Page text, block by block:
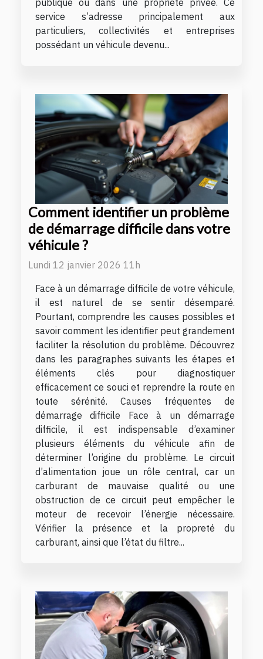
service s’adresse principalement aux
particuliers, collectivités et entreprises
possédant un véhicule devenu...
Comment identifier un problème
de démarrage difficile dans votre
véhicule ?
Lundi 12 janvier 2026 11h
Face à un démarrage difficile de votre véhicule,
il est naturel de se sentir désemparé.
Pourtant, comprendre les causes possibles et
savoir comment les identifier peut grandement
faciliter la résolution du problème. Découvrez
dans les paragraphes suivants les étapes et
éléments clés pour diagnostiquer
efficacement ce souci et reprendre la route en
toute sérénité. Causes fréquentes de
démarrage difficile Face à un démarrage
difficile, il est indispensable d’examiner
plusieurs éléments du véhicule afin de
déterminer l’origine du problème. Le circuit
d’alimentation joue un rôle central, car un
carburant de mauvaise qualité ou une
obstruction de ce circuit peut empêcher le
moteur de recevoir l’énergie nécessaire.
Vérifier la présence et la propreté du
carburant, ainsi que l’état du filtre...